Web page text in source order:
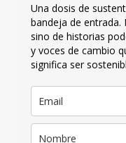
Una dosis de
bandeja de
sino de historias
y voces de cambio
significa ser